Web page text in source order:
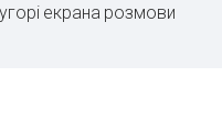
екрана розмови